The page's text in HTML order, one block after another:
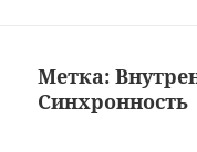
Метка:
Синхронность